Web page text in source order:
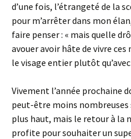
d’une fois, l’étrangeté de la
pour m’arrêter dans mon
faire penser : « mais quelle
avouer avoir hâte de vivre
le visage entier plutôt
Vivement l’année prochaine
peut-être moins nombreuses
plus haut, mais le retour à la
profite pour souhaiter un